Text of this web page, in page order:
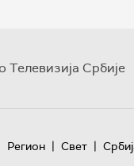
Телевизија Србије
Регион | Свет |